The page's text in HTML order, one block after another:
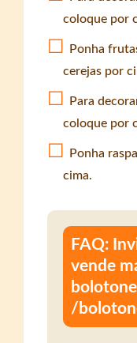
coloque por
Ponha
cerejas por
Para
coloque por
Ponha
cima.
FAQ:
vende
/